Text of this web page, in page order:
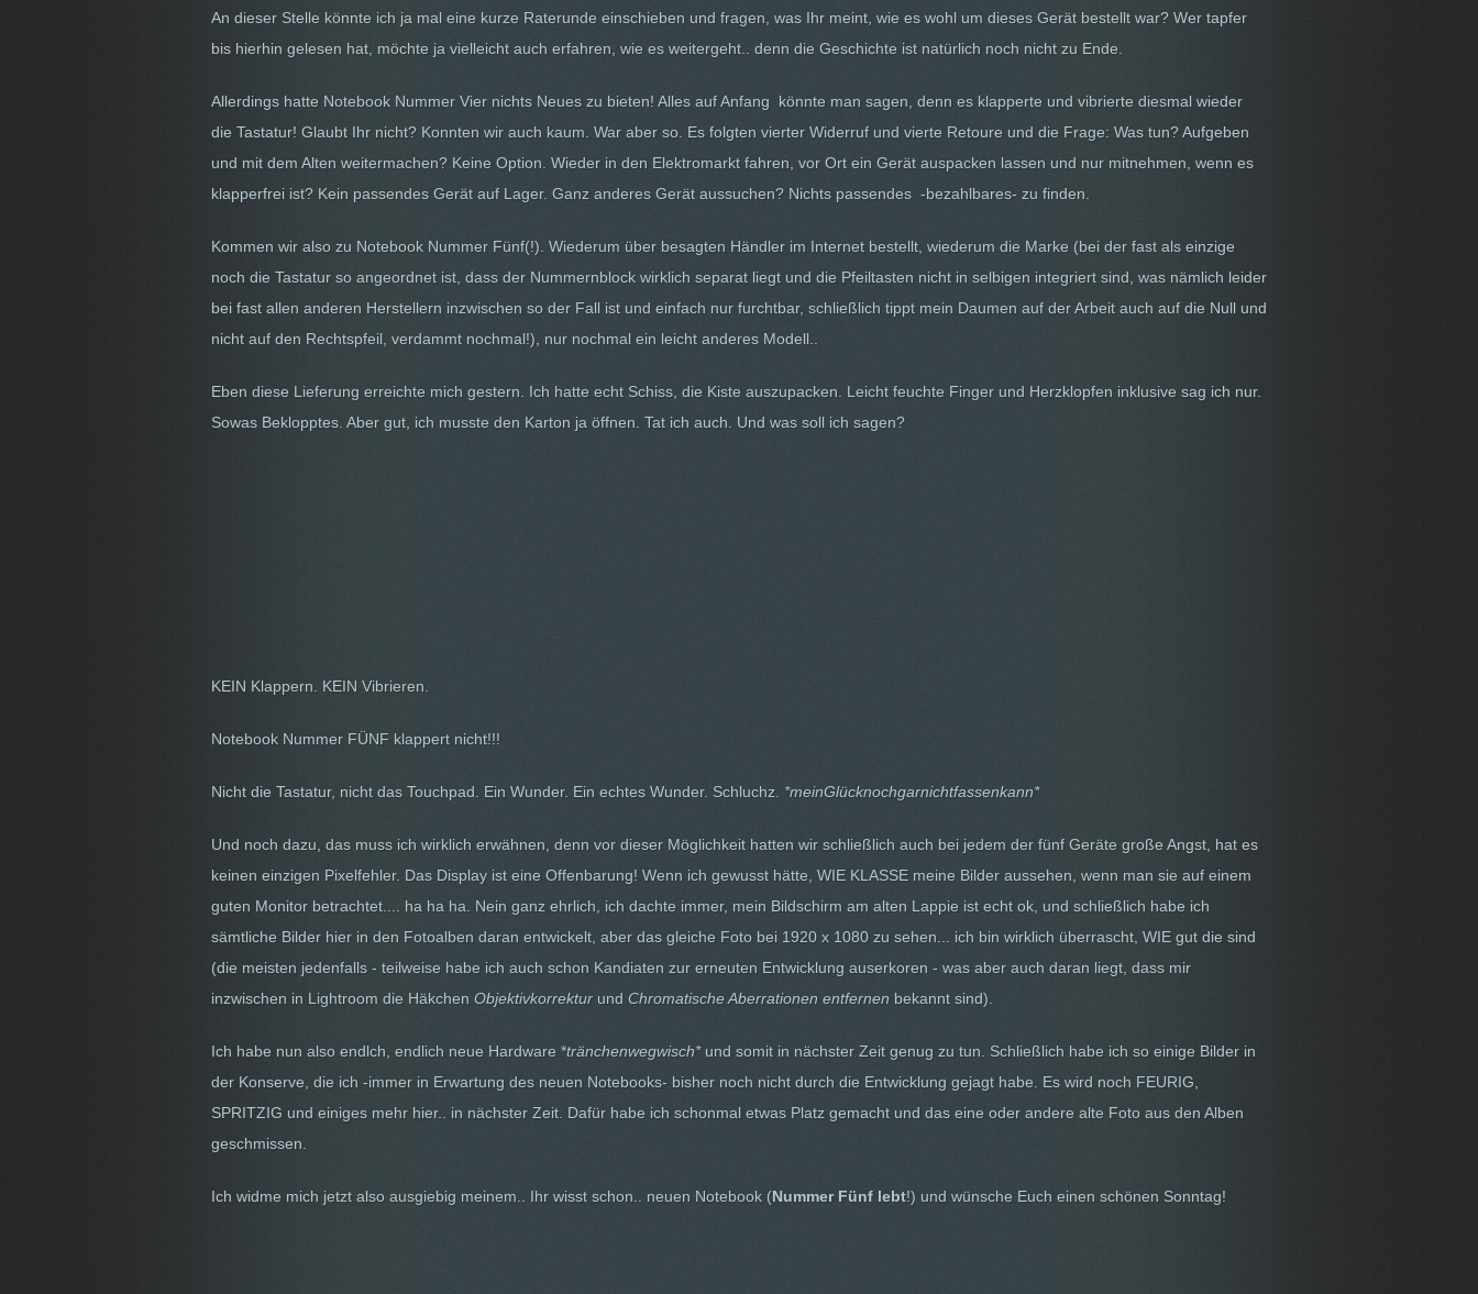
An dieser Stelle könnte ich ja mal eine kurze Raterunde einschieben und fragen, was Ihr meint, wie es wohl um dieses Gerät bestellt war? Wer tapfer
bis hierhin gelesen hat, möchte ja vielleicht auch erfahren, wie es weitergeht.. denn die Geschichte ist natürlich noch nicht zu Ende.
Allerdings hatte Notebook Nummer Vier nichts Neues zu bieten! Alles auf Anfang könnte man sagen, denn es klapperte und vibrierte diesmal wieder
die Tastatur! Glaubt Ihr nicht? Konnten wir auch kaum. War aber so. Es folgten vierter Widerruf und vierte Retoure und die Frage: Was tun? Aufgeben
und mit dem Alten weitermachen? Keine Option. Wieder in den Elektromarkt fahren, vor Ort ein Gerät auspacken lassen und nur mitnehmen, wenn es
klapperfrei ist? Kein passendes Gerät auf Lager. Ganz anderes Gerät aussuchen? Nichts passendes -bezahlbares- zu finden.
Kommen wir also zu Notebook Nummer Fünf(!). Wiederum über besagten Händler im Internet bestellt, wiederum die Marke (bei der fast als einzige
noch die Tastatur so angeordnet ist, dass der Nummernblock wirklich separat liegt und die Pfeiltasten nicht in selbigen integriert sind, was nämlich leider
bei fast allen anderen Herstellern inzwischen so der Fall ist und einfach nur furchtbar, schließlich tippt mein Daumen auf der Arbeit auch auf die Null und
nicht auf den Rechtspfeil, verdammt nochmal!), nur nochmal ein leicht anderes Modell..
Eben diese Lieferung erreichte mich gestern. Ich hatte echt Schiss, die Kiste auszupacken. Leicht feuchte Finger und Herzklopfen inklusive sag ich nur.
Sowas Beklopptes. Aber gut, ich musste den Karton ja öffnen. Tat ich auch. Und was soll ich sagen?
KEIN Klappern. KEIN Vibrieren.
Notebook Nummer FÜNF klappert nicht!!!
Nicht die Tastatur, nicht das Touchpad. Ein Wunder. Ein echtes Wunder. Schluchz. *meinGlücknochgarnichtfassenkann*
Und noch dazu, das muss ich wirklich erwähnen, denn vor dieser Möglichkeit hatten wir schließlich auch bei jedem der fünf Geräte große Angst, hat es
keinen einzigen Pixelfehler. Das Display ist eine Offenbarung! Wenn ich gewusst hätte, WIE KLASSE meine Bilder aussehen, wenn man sie auf einem
guten Monitor betrachtet.... ha ha ha. Nein ganz ehrlich, ich dachte immer, mein Bildschirm am alten Lappie ist echt ok, und schließlich habe ich
sämtliche Bilder hier in den Fotoalben daran entwickelt, aber das gleiche Foto bei 1920 x 1080 zu sehen... ich bin wirklich überrascht, WIE gut die sind
(die meisten jedenfalls - teilweise habe ich auch schon Kandiaten zur erneuten Entwicklung auserkoren - was aber auch daran liegt, dass mir
inzwischen in Lightroom die Häkchen Objektivkorrektur und Chromatische Aberrationen entfernen bekannt sind).
Ich habe nun also endlch, endlich neue Hardware *tränchenwegwisch*und somit in nächster Zeit genug zu tun. Schließlich habe ich so einige Bilder in
der Konserve, die ich -immer in Erwartung des neuen Notebooks- bisher noch nicht durch die Entwicklung gejagt habe. Es wird noch FEURIG,
SPRITZIG und einiges mehr hier.. in nächster Zeit. Dafür habe ich schonmal etwas Platz gemacht und das eine oder andere alte Foto aus den Alben
geschmissen.
Ich widme mich jetzt also ausgiebig meinem.. Ihr wisst schon.. neuen Notebook (Nummer Fünf lebt!) und wünsche Euch einen schönen Sonntag!